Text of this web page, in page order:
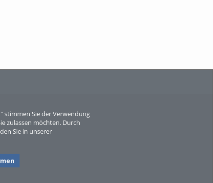
stimmen Sie der Verwendung
zulassen möchten. Durch
Sie in unserer
Sperber